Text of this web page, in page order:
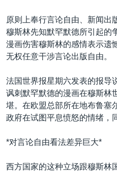
原则上奉行言论自由、新闻出
穆斯林先知默罕默德所引起的
漫画伤害穆斯林的感情表示遗
无权任意干涉言论出版自由。
法国世界报星期六发表的报导
讽刺默罕默德的漫画在穆斯林
堪。在欧盟总部所在地布鲁塞
政府在试图平息愤怒的情绪，
*对言论自由看法差异巨大*
西方国家的这种立场跟穆斯林